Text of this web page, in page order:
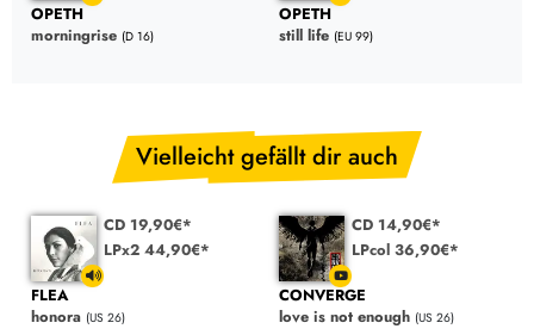
OPETH
morningrise (D 16)
OPETH
still life (EU 99)
Vielleicht gefällt dir auch
CD 19,90€*
LPx2 44,90€*
FLEA
honora (US 26)
CD 14,90€*
LPcol 36,90€*
CONVERGE
love is not enough (US 26)